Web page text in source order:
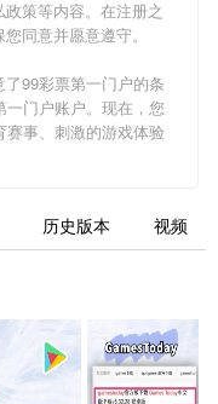
策等内容。在注册之
同意并愿意遵守。
了99彩票第一门户的条
门户账户。现在，您
赛事、刺激的游戏体验
历史版本 视频